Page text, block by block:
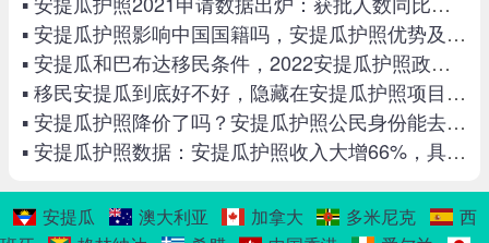
▪ 安提瓜护照影响中国国籍吗，安提瓜护照优势及使用注意事项
▪ 安提瓜和巴布达移民条件，2022安提瓜护照政策最新解析
▪ 移民安提瓜到底好不好，隐藏在安提瓜护照项目里的6个“秘密”
▪ 安提瓜护照降价了吗？安提瓜护照公民身份能去加拿大吗？
▪ 安提瓜护照数据：安提瓜护照收入大增66%，具体比例公布
安提瓜 澳大利亚 加拿大 多米尼克
西